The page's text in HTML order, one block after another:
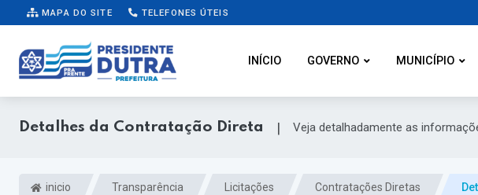
MAPA DO SITE TELEFONES ÚTEIS
INÍCIO GOVERNO MUNICÍPIO
Detalhes da Contratação Direta | Veja detalhadamente as
inicio Transparência Licitações Contratações Diretas